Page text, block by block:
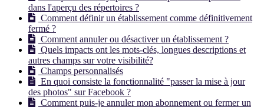
dans l'aperçu des répertoires ?
Comment définir un établissement comme définitivement
fermé ?
Comment annuler ou désactiver un établissement ?
Quels impacts ont les mots-clés, longues descriptions et
autres champs sur votre visibilité?
Champs personnalisés
En quoi consiste la fonctionnalité "passer la mise à jour
des photos" sur Facebook ?
Comment puis-je annuler mon abonnement ou fermer un